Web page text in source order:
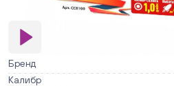
Бренд
Калибр